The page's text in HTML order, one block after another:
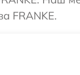
FRANKE.